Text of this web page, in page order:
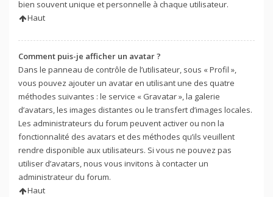
bien souvent unique et personnelle à chaque utilisateur.
Haut
Comment puis-je afficher un avatar ?
Dans le panneau de contrôle de l’utilisateur, sous « Profil »,
vous pouvez ajouter un avatar en utilisant une des quatre
méthodes suivantes : le service « Gravatar », la galerie
d’avatars, les images distantes ou le transfert d’images locales.
Les administrateurs du forum peuvent activer ou non la
fonctionnalité des avatars et des méthodes qu’ils veuillent
rendre disponible aux utilisateurs. Si vous ne pouvez pas
utiliser d’avatars, nous vous invitons à contacter un
administrateur du forum.
Haut